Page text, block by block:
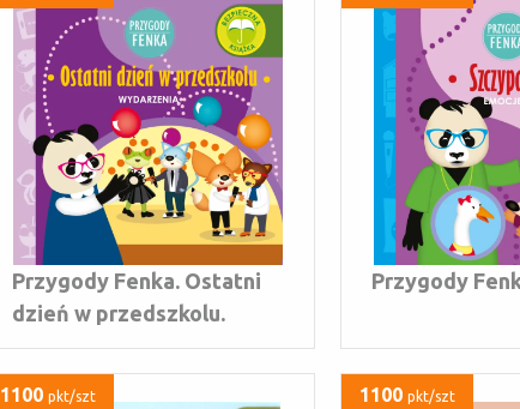
Przygody Fenka. Ostatni
dzień w przedszkolu.
Przygody
1100 pkt/szt 1100pkt/szt